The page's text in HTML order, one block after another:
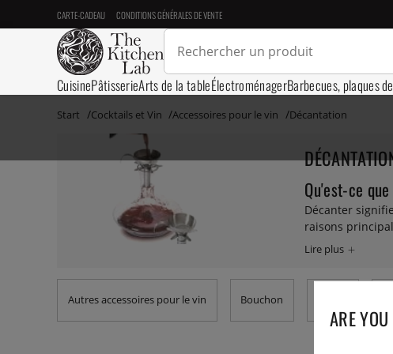
CARTE-CADEAU CONDITIONS GÉNÉRALES DE VENTE
CuisinePâtisserieArts de la tableÉlectroménagerBarbecues, plaques
Start Cocktails et Vin Accessoires pour le vin Décantation
Qu'est-ce
Décanter
raisons
et, d'autre part,
apparaissent.
bouteille est
rassemblé
Si vous
Autres accessoires pour le vin Bouchon
ARE